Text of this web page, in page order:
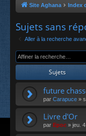
ès
de
Site Aghana Index
Sujets sans
Aller à la recherche
Sujets
future
par Carapuce »
Livre d'Or
par Epoc » jeu.